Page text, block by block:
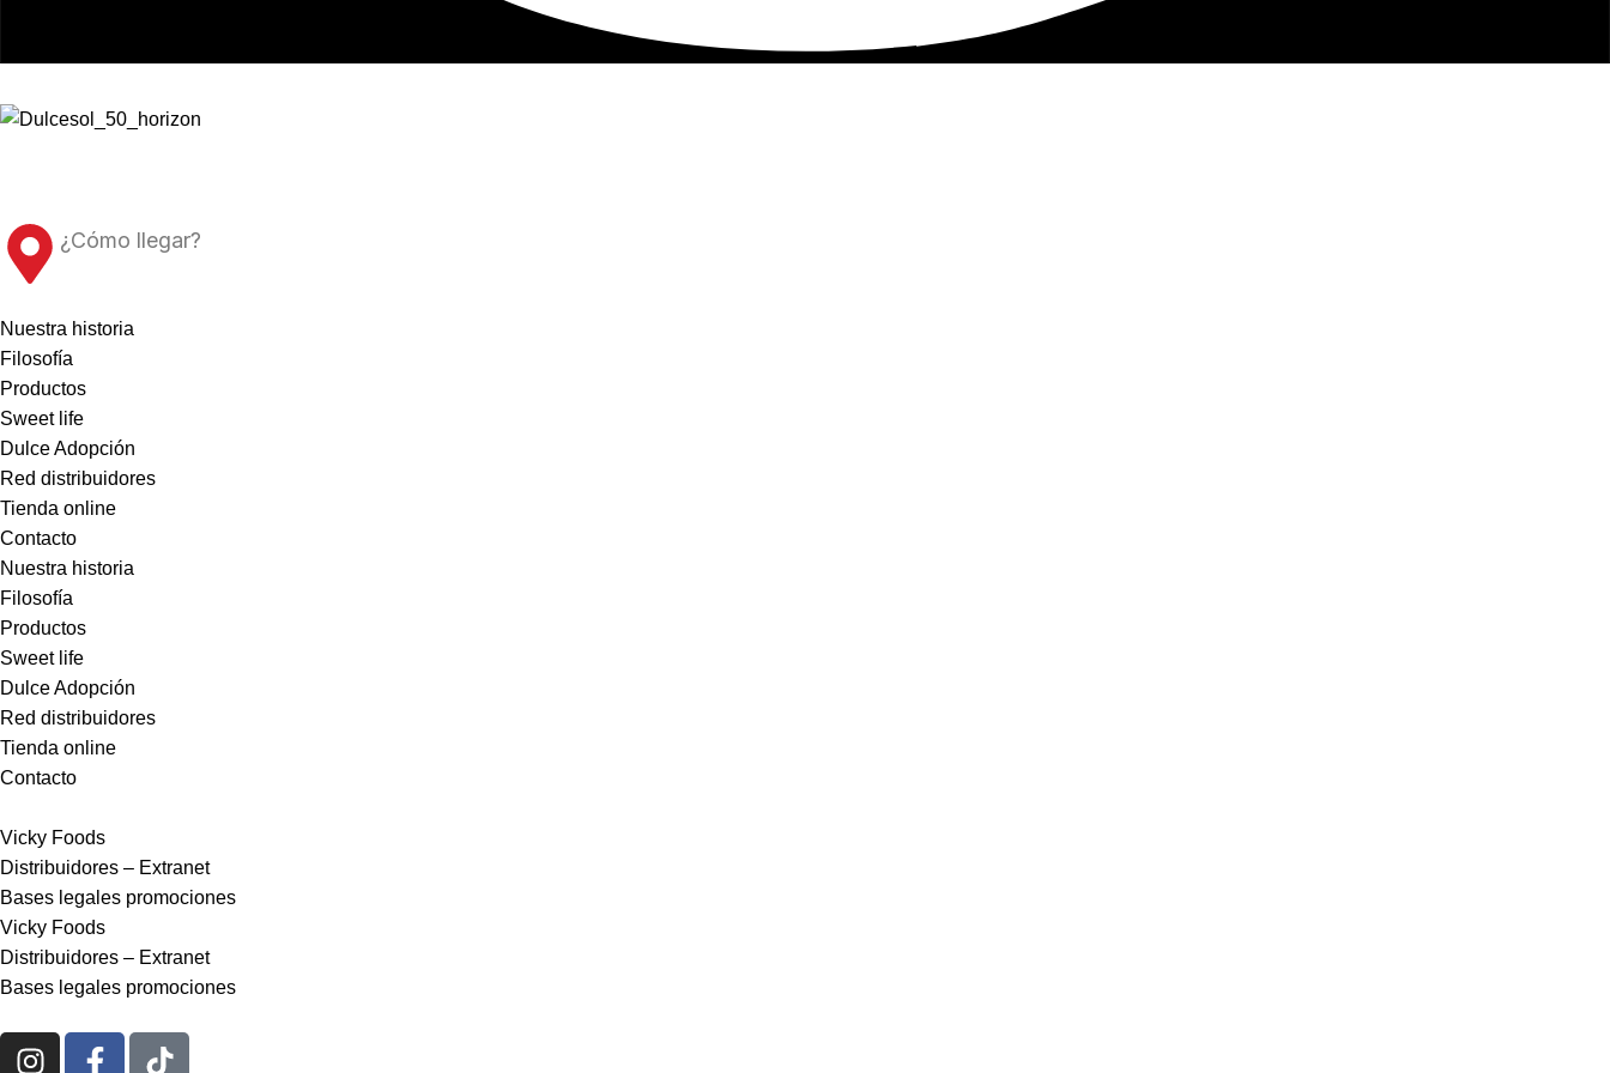
¿Cómo llegar?
Nuestra historia
Filosofía
Productos
Sweet life
Dulce Adopción
Red distribuidores
Tienda online
Contacto
Nuestra historia
Filosofía
Productos
Sweet life
Dulce Adopción
Red distribuidores
Tienda online
Contacto
Vicky Foods
Distribuidores – Extranet
Bases legales promociones
Vicky Foods
Distribuidores – Extranet
Bases legales promociones